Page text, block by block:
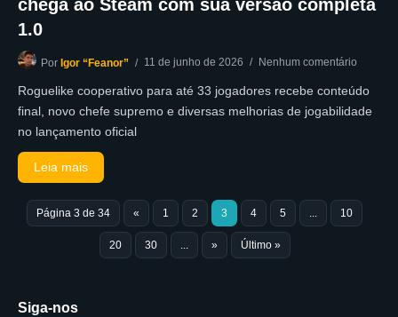
chega ao Steam com sua versão completa
1.0
Por Igor “Feanor” 11 de junho de 2026 Nenhum comentário
Roguelike cooperativo para até 33 jogadores recebe conteúdo
final, novo chefe supremo e diversas melhorias de jogabilidade
no lançamento oficial
Leia mais
Página 3 de 34 « 1 2 3 4 5 ... 10
20 30 ... » Último »
Siga-nos